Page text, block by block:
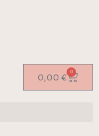
0,00 € 0